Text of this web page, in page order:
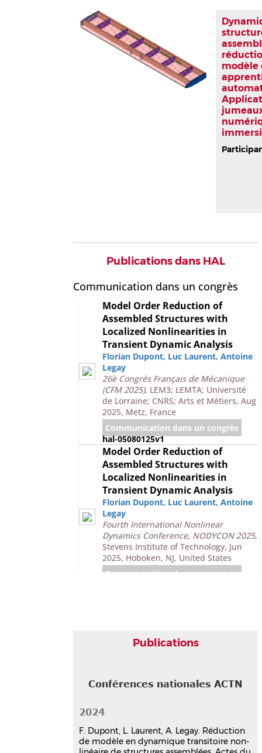
modèle
Publications dans HAL
Communication dans un congrès
Model Order Reduction of
Assembled Structures with
Localized Nonlinearities in
Transient Dynamic Analysis
Florian Dupont, Luc Laurent,Antoine
Legay
26è Congrés Français de Mécanique
(CFM 2025), LEM3; LEMTA; Université
de Lorraine; CNRS; Arts et Métiers, Aug
2025, Metz, France
Communication dans un congrès
hal-05080125v1
Model Order Reduction of
Assembled Structures with
Localized Nonlinearities in
Transient Dynamic Analysis
Florian Dupont, Luc Laurent,Antoine
Legay
Fourth International Nonlinear
Dynamics Conference, NODYCON 2025,
Stevens Institute of Technology, Jun
2025, Hoboken, NJ, United States
Communication dans un congrès
assemblées
Florian Dupont,Luc Laurent
Structures (CSMA 2024), CNRS; CSMA;
hal-04642724v1
Poster
Publications
Conférences nationales ACTN
2024
F. Dupont, L. Laurent, A. Legay. Réduction
de modèle en dynamique transitoire non-